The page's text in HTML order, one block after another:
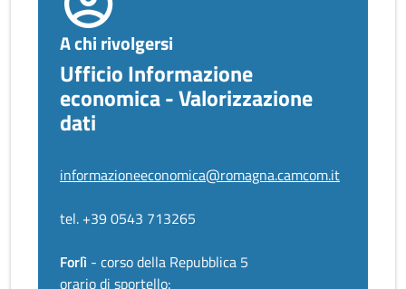
A chi rivolgersi
Ufficio Informazione
economica - Valorizzazione
dati
informazioneeconomica@romagna.camcom.it
tel. +39 0543 713265
Forlì - corso della Repubblica 5
orario di sportello: